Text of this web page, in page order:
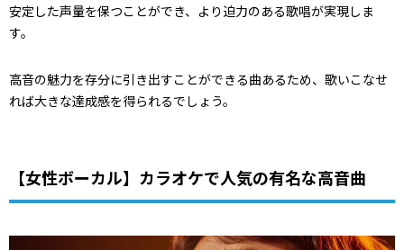
安定した声量を保つことができ、より迫力のある歌唱が実現しま
す。
高音の魅力を存分に引き出すことができる曲あるため、歌いこなせ
れば大きな達成感を得られるでしょう。
【女性ボーカル】カラオケで人気の有名な高音曲